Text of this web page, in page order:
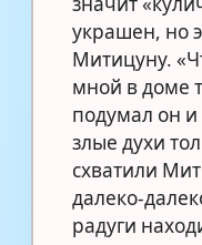
украшен, но
Митицуну.
мной в доме
подумал он и
злые духи
схватили
далеко-
радуги